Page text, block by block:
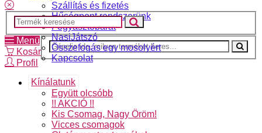
Szállítás és fizetés
Hűségpont rendszerünk
Fogyasztóbarát
NasiJátszó
Összefogás egy mosolyért
Kapcsolat
Menü
Kosár
Profil
Kínálatunk
Együtt olcsóbb
!! AKCIÓ !!
Kis Csomag, Nagy Öröm!
Vicces csomagok